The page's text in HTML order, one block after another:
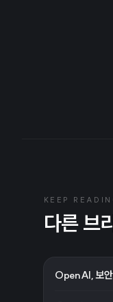
KEEP
다른 브
OpenAI, 보안